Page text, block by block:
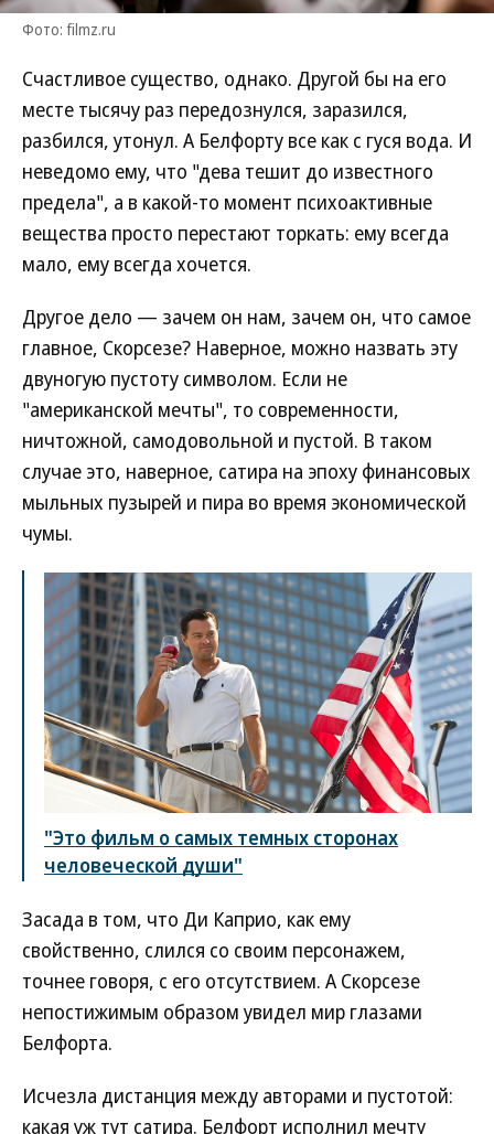
Фото: filmz.ru
Счастливое существо, однако. Другой бы на его
месте тысячу раз передознулся, заразился,
разбился, утонул. А Белфорту все как с гуся вода. И
неведомо ему, что "дева тешит до известного
предела", а в какой-то момент психоактивные
вещества просто перестают торкать: ему всегда
мало, ему всегда хочется.
Другое дело — зачем он нам, зачем он, что самое
главное, Скорсезе? Наверное, можно назвать эту
двуногую пустоту символом. Если не
"американской мечты", то современности,
ничтожной, самодовольной и пустой. В таком
случае это, наверное, сатира на эпоху финансовых
мыльных пузырей и пира во время экономической
чумы.
"Это фильм о самых темных сторонах
человеческой души"
Засада в том, что Ди Каприо, как ему
свойственно, слился со своим персонажем,
точнее говоря, с его отсутствием. А Скорсезе
непостижимым образом увидел мир глазами
Белфорта.
Исчезла дистанция между авторами и пустотой:
какая уж тут сатира. Белфорт исполнил мечту